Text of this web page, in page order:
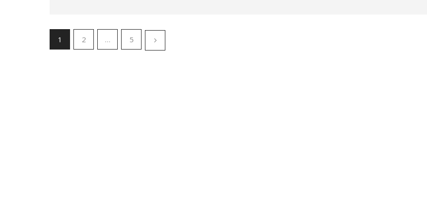
1 2 … 5